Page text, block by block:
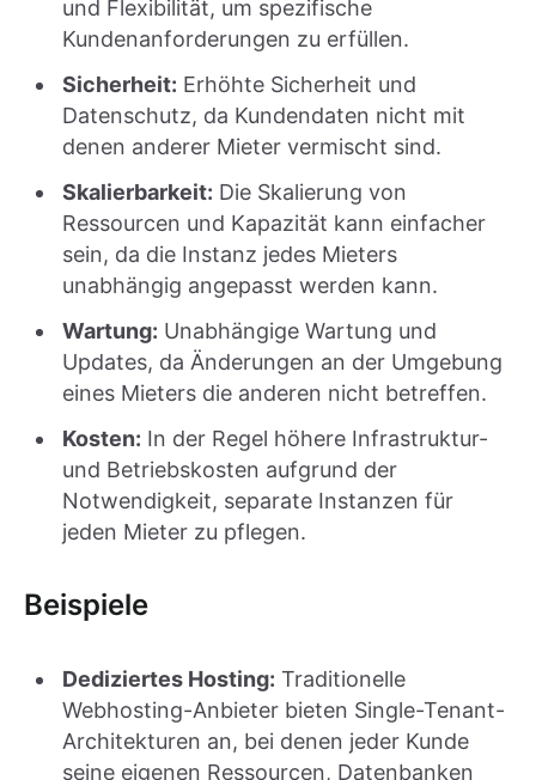
und Flexibilität, um spezifische
Kundenanforderungen zu erfüllen.
Sicherheit: Erhöhte Sicherheit und
Datenschutz, da Kundendaten nicht mit
denen anderer Mieter vermischt sind.
Skalierbarkeit: Die Skalierung von
Ressourcen und Kapazität kann einfacher
sein, da die Instanz jedes Mieters
unabhängig angepasst werden kann.
Wartung: Unabhängige Wartung und
Updates, da Änderungen an der Umgebung
eines Mieters die anderen nicht betreffen.
Kosten: In der Regel höhere Infrastruktur-
und Betriebskosten aufgrund der
Notwendigkeit, separate Instanzen für
jeden Mieter zu pflegen.
Beispiele
Dediziertes Hosting: Traditionelle
Webhosting-Anbieter bieten Single-Tenant-
Architekturen an, bei denen jeder Kunde
seine eigenen Ressourcen, Datenbanken